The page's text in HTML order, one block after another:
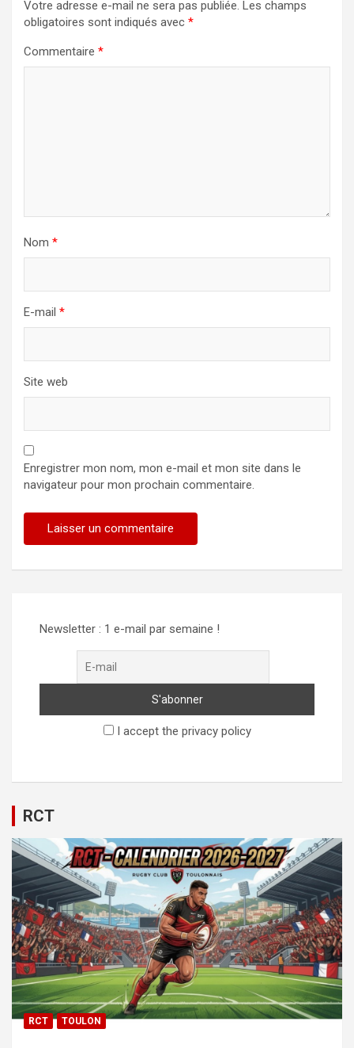
Votre adresse e-mail ne sera pas publiée. Les champs
obligatoires sont indiqués avec *
Commentaire *
Nom *
E-mail *
Site web
Enregistrer mon nom, mon e-mail et mon site dans le
navigateur pour mon prochain commentaire.
Newsletter : 1 e-mail par semaine !
I accept the privacy policy
RCT
RCT TOULON